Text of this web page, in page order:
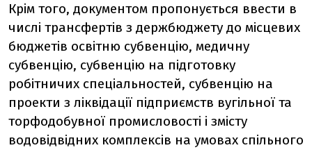
Крім того, документом пропонується ввести в
числі трансфертів з держбюджету до місцевих
бюджетів освітню субвенцію, медичну
субвенцію, субвенцію на підготовку
робітничих спеціальностей, субвенцію на
проекти з ліквідації підприємств вугільної та
торфодобувної промисловості і змісту
водовідвідних комплексів на умовах спільного